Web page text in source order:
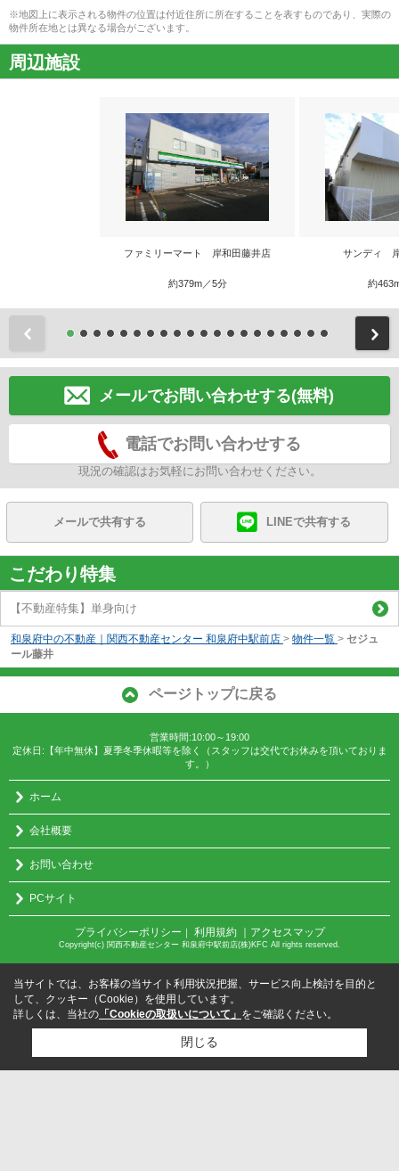
※地図上に表示される物件の位置は付近住所に所在することを表すものであり、実際の
物件所在地とは異なる場合がございます。
周辺施設
ファミリーマート 岸和田藤井店
約379m／5分
サンディ
約
メールでお問い合わせする(無料)
電話でお問い合わせする
現況の確認はお気軽にお問い合わせください。
メールで共有する LINEで共有する
こだわり特集
【不動産特集】単身向け
和泉府中の不動産｜関西不動産センター 和泉府中駅前店 > 物件一覧 > セジュ
ール藤井
ページトップに戻る
営業時間:10:00～19:00
定休日:【年中無休】夏季冬季休暇等を除く（スタッフは交代でお休みを頂いておりま
す。）
ホーム
会社概要
お問い合わせ
PCサイト
プライバシーポリシー 利用規約 ｜アクセスマップ
Copyright(c) 関西不動産センター 和泉府中駅前店(株)KFC All rights reserved.
当サイトでは、お客様の当サイト利用状況把握、サービス向上検討を目的と
して、クッキー（Cookie）を使用しています。
詳しくは、当社の 「Cookieの取扱いについて」 をご確認ください。
閉じる